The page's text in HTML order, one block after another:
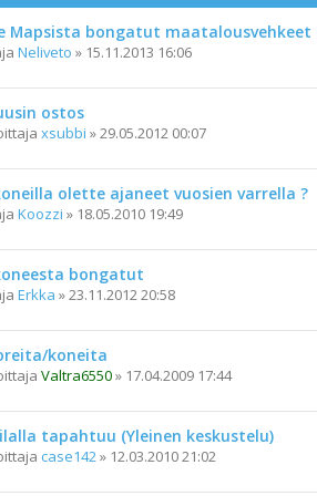
Mapsista bongatut maatalousvehkeet
Neliveto » 15.11.2013 16:06
ostos
xsubbi »29.05.2012 00:07
olette ajaneet vuosien varrella ?
Koozzi » 18.05.2010 19:49
bongatut
Erkka »23.11.2012 20:58
koneita
Valtra6550» 17.04.2009 17:44
tapahtuu (Yleinen keskustelu)
case142» 12.03.2010 21:02